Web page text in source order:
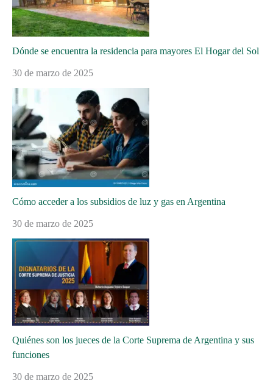
Dónde se encuentra la residencia para mayores El Hogar del Sol
30 de marzo de 2025
Cómo acceder a los subsidios de luz y gas en Argentina
30 de marzo de 2025
Quiénes son los jueces de la Corte Suprema de Argentina y sus
funciones
30 de marzo de 2025